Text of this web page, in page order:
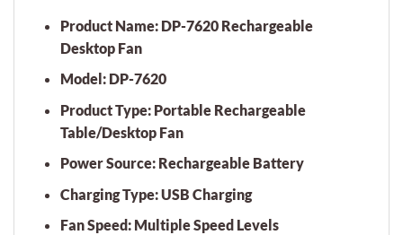
Product Name:DP-7620 Rechargeable
Desktop Fan
Model:DP-7620
Product Type:Portable Rechargeable
Table/Desktop Fan
Power Source:Rechargeable Battery
Charging Type:USB Charging
Fan Speed:Multiple Speed Levels